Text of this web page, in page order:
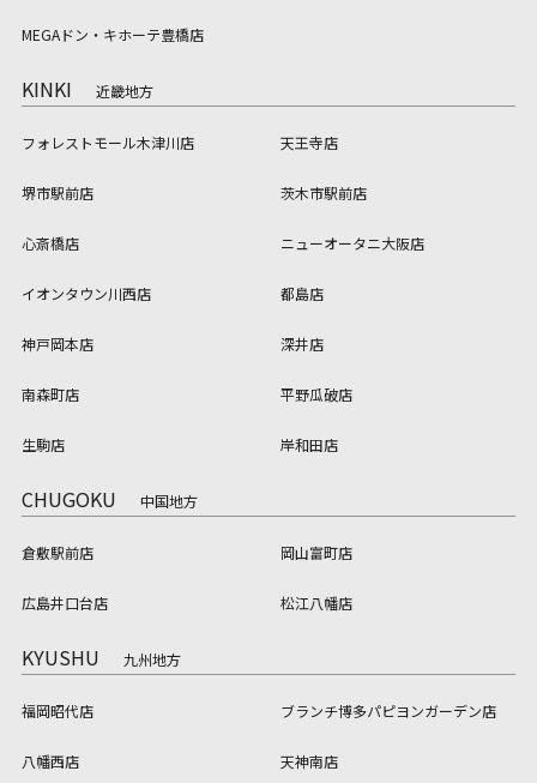
MEGAドン・キホーテ豊橋店
KINKI 近畿地方
フォレストモール木津川店 天王寺店
堺市駅前店 茨木市駅前店
心斎橋店 ニューオータニ大阪店
イオンタウン川西店 都島店
神戸岡本店 深井店
南森町店 平野瓜破店
生駒店 岸和田店
CHUGOKU 中国地方
倉敷駅前店 岡山富町店
広島井口台店 松江八幡店
KYUSHU 九州地方
福岡昭代店 ブランチ博多パピヨンガーデン店
八幡西店 天神南店